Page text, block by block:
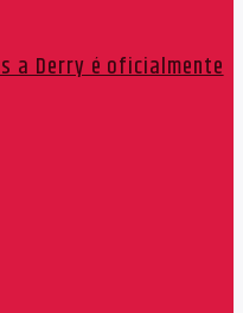
a Derry é oficialmente